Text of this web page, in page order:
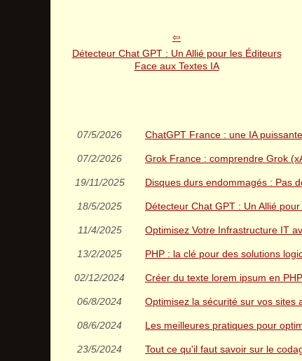
Détecteur Chat GPT : Un Allié pour les Éditeurs
Face aux Textes IA
07/5/2026 ChatGPT France : une IA
07/2/2026 Grok France : comprendre Grok
19/11/2025 Disques durs endommagés : Pas
18/5/2025 Détecteur Chat GPT : Un Allié
11/4/2025 Optimisez Votre Infrastructure IT
13/2/2025 PHP : la clé pour des solutions
02/12/2024 Créer du texte lorem ipsum en
06/8/2024 Optimisez la sécurité sur vos sites
08/6/2024 Les meilleures pratiques pour
23/5/2024 Tout ce qu'il faut savoir sur le